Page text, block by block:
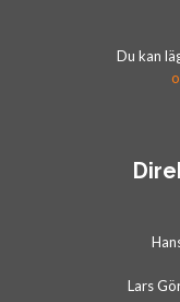
Du kan
Lars